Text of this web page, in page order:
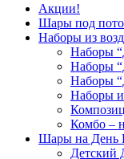
Акции!
Шары под
Наборы из
Наборы
Наборы
Наборы
Наборы
Комбо –
Шары на День
Детский